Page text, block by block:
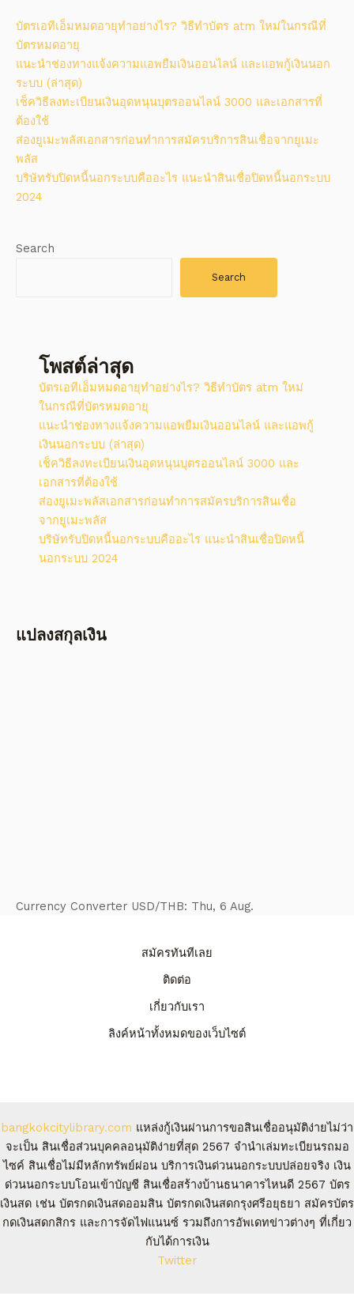
บัตรเอทีเอ็มหมดอายุทำอย่างไร? วิธีทําบัตร atm ใหม่ในกรณีที่
บัตรหมดอายุ
แนะนำช่องทางแจ้งความแอพยืมเงินออนไลน์ และแอพกู้เงินนอก
ระบบ (ล่าสุด)
เช็ควิธีลงทะเบียนเงินอุดหนุนบุตรออนไลน์ 3000 และเอกสารที่
ต้องใช้
ส่องยูเมะพลัสเอกสารก่อนทำการสมัครบริการสินเชื่อจากยูเมะ
พลัส
บริษัทรับปิดหนี้นอกระบบคืออะไร แนะนำสินเชื่อปิดหนี้นอกระบบ
2024
Search
Search
โพสต์ล่าสุด
บัตรเอทีเอ็มหมดอายุทำอย่างไร? วิธีทําบัตร atm ใหม่
ในกรณีที่บัตรหมดอายุ
แนะนำช่องทางแจ้งความแอพยืมเงินออนไลน์ และแอพกู้
เงินนอกระบบ (ล่าสุด)
เช็ควิธีลงทะเบียนเงินอุดหนุนบุตรออนไลน์ 3000 และ
เอกสารที่ต้องใช้
ส่องยูเมะพลัสเอกสารก่อนทำการสมัครบริการสินเชื่อ
จากยูเมะพลัส
บริษัทรับปิดหนี้นอกระบบคืออะไร แนะนำสินเชื่อปิดหนี้
นอกระบบ 2024
แปลงสกุลเงิน
Currency Converter USD/THB: Thu, 6 Aug.
สมัครทันทีเลย
ติดต่อ
เกี่ยวกับเรา
ลิงค์หน้าทั้งหมดของเว็บไซต์
bangkokcitylibrary.com แหล่งกู้เงินผ่านการขอสินเชื่ออนุมัติง่ายไม่ว่า
จะเป็น สินเชื่อส่วนบุคคลอนุมัติง่ายที่สุด 2567 จํานําเล่มทะเบียนรถมอ
ไซค์ สินเชื่อไม่มีหลักทรัพย์ผ่อน บริการเงินด่วนนอกระบบปล่อยจริง เงิน
ด่วนนอกระบบโอนเข้าบัญชี สินเชื่อสร้างบ้านธนาคารไหนดี 2567 บัตร
เงินสด เช่น บัตรกดเงินสดออมสิน บัตรกดเงินสดกรุงศรีอยุธยา สมัครบัตร
กดเงินสดกสิกร และการจัดไฟแนนซ์ รวมถึงการอัพเดทข่าวต่างๆ ที่เกี่ยว
กับได้การเงิน
Twitter